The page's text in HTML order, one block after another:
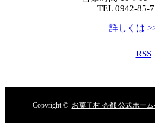
TEL 0942-85-
詳しくは
RSS
Copyright © お菓子村 杏都 公式ホーム